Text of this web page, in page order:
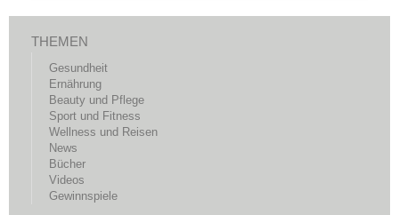
THEMEN
Gesundheit
Ernährung
Beauty und Pflege
Sport und Fitness
Wellness und Reisen
News
Bücher
Videos
Gewinnspiele